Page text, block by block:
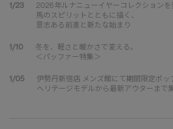
1/23
2026年ルナニューイヤーコレクションを
馬のスピリットとともに描く、
意志ある前進と新たな始まり
1/10
冬を、軽さと暖かさで変える。
＜パッファー特集＞
1/05
伊勢丹新宿店 メンズ館にて期間限定ポッ
ヘリテージモデルから最新アウターまで